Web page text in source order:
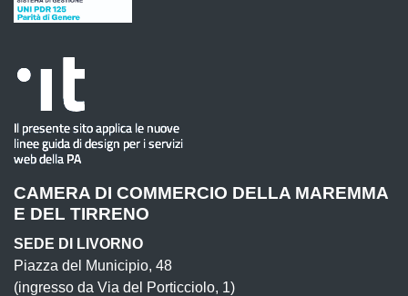
CAMERA DI COMMERCIO DELLA MAREMMA
E DEL TIRRENO
SEDE DI LIVORNO
Piazza del Municipio, 48
(ingresso da Via del Porticciolo, 1)